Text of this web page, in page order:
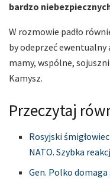
bardzo
W rozmowie padło
by odeprzeć
mamy, wspólne,
Kamysz.
Przeczytaj
Rosyjski
NATO. Szybka
Gen. Polko